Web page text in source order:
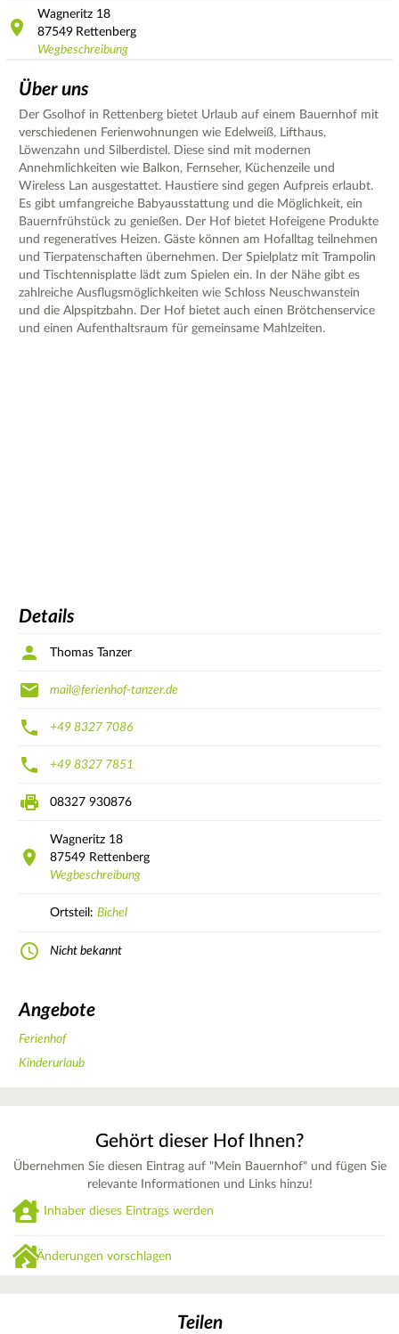
Wagneritz 18
87549 Rettenberg
Wegbeschreibung
Über uns
Der Gsolhof in Rettenberg bietet Urlaub auf einem Bauernhof mit
verschiedenen Ferienwohnungen wie Edelweiß, Lifthaus,
Löwenzahn und Silberdistel. Diese sind mit modernen
Annehmlichkeiten wie Balkon, Fernseher, Küchenzeile und
Wireless Lan ausgestattet. Haustiere sind gegen Aufpreis erlaubt.
Es gibt umfangreiche Babyausstattung und die Möglichkeit, ein
Bauernfrühstück zu genießen. Der Hof bietet Hofeigene Produkte
und regeneratives Heizen. Gäste können am Hofalltag teilnehmen
und Tierpatenschaften übernehmen. Der Spielplatz mit Trampolin
und Tischtennisplatte lädt zum Spielen ein. In der Nähe gibt es
zahlreiche Ausflugsmöglichkeiten wie Schloss Neuschwanstein
und die Alpspitzbahn. Der Hof bietet auch einen Brötchenservice
und einen Aufenthaltsraum für gemeinsame Mahlzeiten.
Details
Thomas Tanzer
mail@ferienhof-tanzer.de
+49 8327 7086
+49 8327 7851
08327 930876
Wagneritz 18
87549 Rettenberg
Wegbeschreibung
Ortsteil: Bichel
Nicht bekannt
Angebote
Ferienhof
Kinderurlaub
Gehört dieser Hof Ihnen?
Übernehmen Sie diesen Eintrag auf "Mein Bauernhof" und fügen Sie
relevante Informationen und Links hinzu!
Inhaber dieses Eintrags werden
Änderungen vorschlagen
Teilen